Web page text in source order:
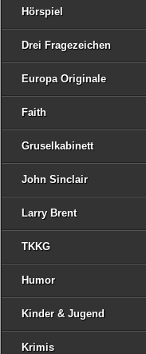
Hörspiel
Drei Fragezeichen
Europa Originale
Faith
Gruselkabinett
John Sinclair
Larry Brent
TKKG
Humor
Kinder & Jugend
Krimis